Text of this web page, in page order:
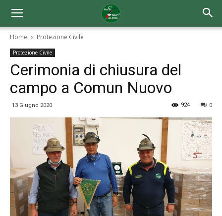
Home Protezione Civile
Protezione Civile
Cerimonia di chiusura del
campo a Comun Nuovo
13 Giugno 2020 0
924